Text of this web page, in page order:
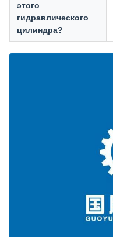
этого
гидравлического
цилиндра?